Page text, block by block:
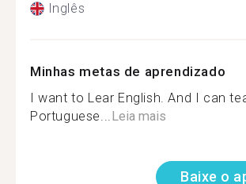
Inglês
Minhas metas de aprendizado
I want to Lear English. And I can
Portuguese...Leia mais
Baixe o